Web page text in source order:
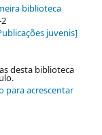
biblioteca
juvenis]
desta biblioteca
para acrescentar